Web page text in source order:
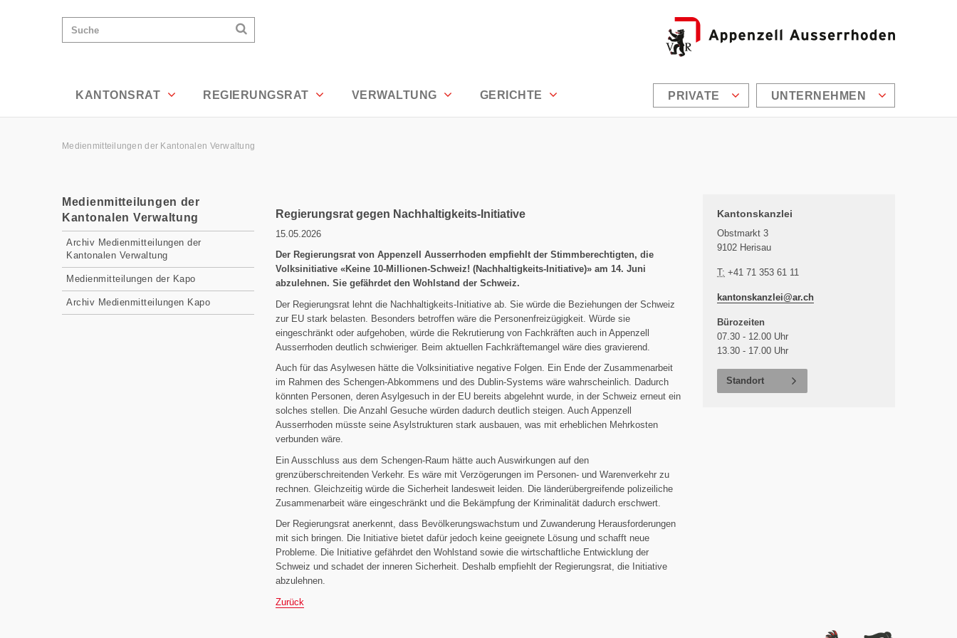
Suchen
KANTONSRAT
REGIERUNGSRAT VERWALTUNG GERICHTE PRIVATE UNTERNEHMEN
Inhalt
Pfadnavigation
Medienmitteilungen der Kantonalen Verwaltung
Medienmitteilungen der
Kantonalen Verwaltung
Subnavigation
Archiv Medienmitteilungen der
Kantonalen Verwaltung
Medienmitteilungen der Kapo
Archiv Medienmitteilungen Kapo
Regierungsrat gegen Nachhaltigkeits-Initiative
15.05.2026
Der Regierungsrat von Appenzell Ausserrhoden empfiehlt der Stimmberechtigten, die
Volksinitiative «Keine 10-Millionen-Schweiz! (Nachhaltigkeits-Initiative)» am 14. Juni
abzulehnen. Sie gefährdet den Wohlstand der Schweiz.
Der Regierungsrat lehnt die Nachhaltigkeits-Initiative ab. Sie würde die Beziehungen der Schweiz
zur EU stark belasten. Besonders betroffen wäre die Personenfreizügigkeit. Würde sie
eingeschränkt oder aufgehoben, würde die Rekrutierung von Fachkräften auch in Appenzell
Ausserrhoden deutlich schwieriger. Beim aktuellen Fachkräftemangel wäre dies gravierend.
Auch für das Asylwesen hätte die Volksinitiative negative Folgen. Ein Ende der Zusammenarbeit
im Rahmen des Schengen-Abkommens und des Dublin-Systems wäre wahrscheinlich. Dadurch
könnten Personen, deren Asylgesuch in der EU bereits abgelehnt wurde, in der Schweiz erneut ein
solches stellen. Die Anzahl Gesuche würden dadurch deutlich steigen. Auch Appenzell
Ausserrhoden müsste seine Asylstrukturen stark ausbauen, was mit erheblichen Mehrkosten
verbunden wäre.
Ein Ausschluss aus dem Schengen-Raum hätte auch Auswirkungen auf den
grenzüberschreitenden Verkehr. Es wäre mit Verzögerungen im Personen- und Warenverkehr zu
rechnen. Gleichzeitig würde die Sicherheit landesweit leiden. Die länderübergreifende polizeiliche
Zusammenarbeit wäre eingeschränkt und die Bekämpfung der Kriminalität dadurch erschwert.
Der Regierungsrat anerkennt, dass Bevölkerungswachstum und Zuwanderung Herausforderungen
mit sich bringen. Die Initiative bietet dafür jedoch keine geeignete Lösung und schafft neue
Probleme. Die Initiative gefährdet den Wohlstand sowie die wirtschaftliche Entwicklung der
Schweiz und schadet der inneren Sicherheit. Deshalb empfiehlt der Regierungsrat, die Initiative
abzulehnen.
Zurück
Kantonskanzlei
Obstmarkt 3
9102 Herisau
T: +41 71 353 61 11
kantonskanzlei@ar.ch
Bürozeiten
07.30 - 12.00 Uhr
13.30 - 17.00 Uhr
Standort